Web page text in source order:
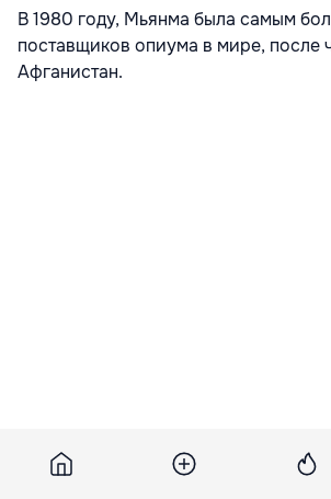
В 1980 году, Мьянма была самым
поставщиков опиума в мире, после
Афганистан.